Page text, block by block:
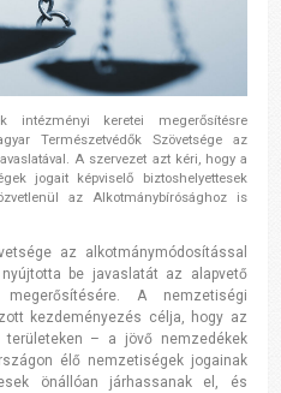
intézményi keretei megerősítésre
Természetvédők Szövetsége az
A szervezet azt kéri, hogy a
jogait képviselő biztoshelyettesek
az Alkotmánybírósághoz is
az alkotmánymódosítással
be javaslatát az alapvető
A nemzetiségi
kezdeményezés célja, hogy az
területeken – a jövő nemzedékek
élő nemzetiségek jogainak
önállóan járhassanak el, és